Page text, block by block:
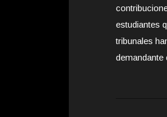
estudiantes
tribunales
demandante